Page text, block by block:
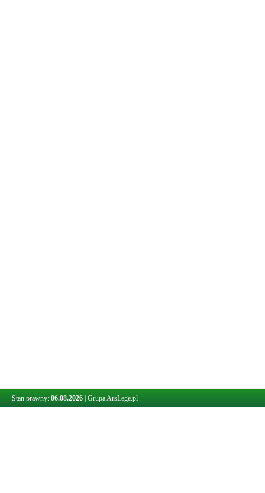
Stan prawny: 06.08.2026 Grupa ArsLege.pl